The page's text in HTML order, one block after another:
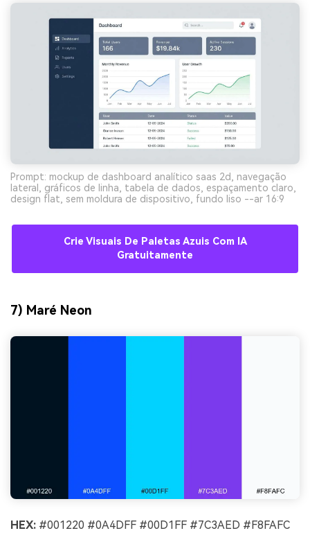
Prompt: mockup de dashboard analítico saas 2d, navegação
lateral, gráficos de linha, tabela de dados, espaçamento claro,
design flat, sem moldura de dispositivo, fundo liso --ar 16:9
Crie Visuais De Paletas Azuis Com IA
Gratuitamente
7) Maré Neon
HEX: #001220 #0A4DFF #00D1FF #7C3AED #F8FAFC